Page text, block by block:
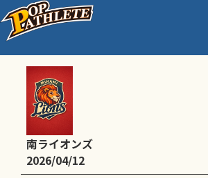
大藤まつり少年野球大会
南ライオンズ
2026/04/12